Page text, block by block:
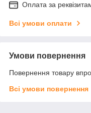
Оплата за
Всі умови оплати
Умови повернення
Повернення товару
Всі умови повернення